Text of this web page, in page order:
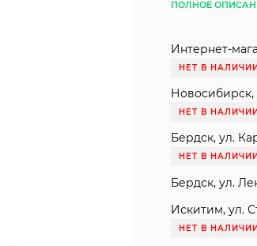
ПОЛНОЕ
Интернет-
НЕТ В
Новосибирск,
НЕТ В
Бердск, ул.
НЕТ В
Бердск, ул.
Искитим, ул.
НЕТ В